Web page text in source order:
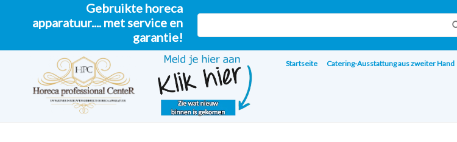
Gebruikte horeca
apparatuur.... met service en
garantie!
Startseite Catering-Ausstattung aus zweiter Hand